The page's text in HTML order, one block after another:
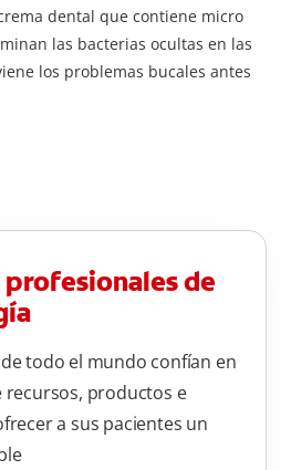
dental que contiene micro
las bacterias ocultas en las
los problemas bucales antes
profesionales de
todo el mundo confían en
recursos, productos e
a sus pacientes un